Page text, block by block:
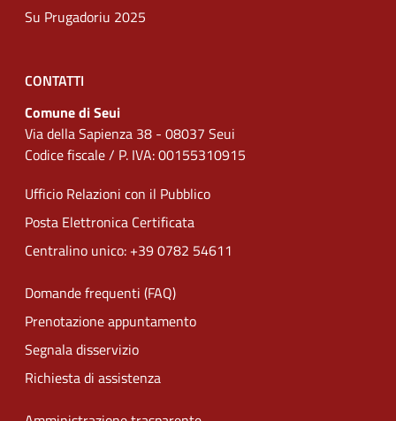
Su Prugadoriu 2025
CONTATTI
Comune di Seui
Via della Sapienza 38 - 08037 Seui
Codice fiscale / P. IVA: 00155310915
Ufficio Relazioni con il Pubblico
Posta Elettronica Certificata
Centralino unico: +39 0782 54611
Domande frequenti (FAQ)
Prenotazione appuntamento
Segnala disservizio
Richiesta di assistenza